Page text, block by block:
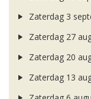
Zaterdag 3
Zaterdag 27
Zaterdag 20
Zaterdag 13